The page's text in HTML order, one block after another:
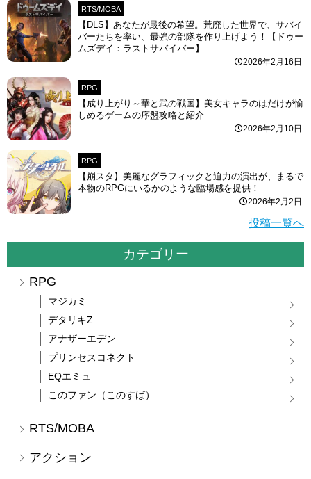
RTS/MOBA
【DLS】あなたが最後の希望。荒廃した世界で、サバイ
バーたちを率い、最強の部隊を作り上げよう！【ドゥー
ムズデイ：ラストサバイバー】
2026年2月16日
RPG
【成り上がり～華と武の戦国】美女キャラのはだけが愉
しめるゲームの序盤攻略と紹介
2026年2月10日
RPG
【崩スタ】美麗なグラフィックと迫力の演出が、まるで
本物のRPGにいるかのような臨場感を提供！
2026年2月2日
投稿一覧へ
カテゴリー
RPG
マジカミ
デタリキZ
アナザーエデン
プリンセスコネクト
EQエミュ
このファン（このすば）
RTS/MOBA
アクション